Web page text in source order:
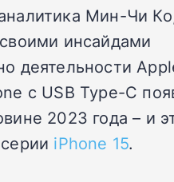
Мин-Чи
инсайдами
деятельности
с USB Type-C
2023 года – и
iPhone 15.